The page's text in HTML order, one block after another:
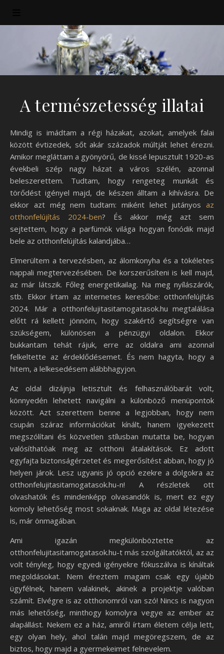
A természetesség illatai
Mindig is imádtam a régi házakat, azokat, amelyek falai
között évtizedek, sőt akár századok múltját lehet érezni.
Amikor megláttam a gyönyörű, de kissé lepusztult 1920-as
évekbeli szép nagy házat a város szélén, azonnal
beleszerettem. Tudtam, hogy rengeteg munkát és
törődést igényel majd, de készen álltam a kihívásra. De
ekkor azt még nem tudtam: miként lehet jutányos az
otthonfelújítás 2024-ben? És akkor még azt sem
sejtettem, hogy a parfümök világa hogyan fonódik majd
bele az otthonfelújítás kalandjába…
Elmerültem a tervezésben, az álomkonyha és a tökéletes
nappali megtervezésében. De korszerűsíteni is kell majd,
az már látszik. Főleg energetikailag. Na meg nyílászárók,
stb. Ekkor írtam az internetes keresőbe: otthonfelújítás
2024. Már a otthonfelujitasitamogatasok.hu megtalálása
előtt rá kellett jönnöm, hogy szakértő segítségre van
szükségem, különösen a pénzügyi oldalon. Ekkor
bukkantam tehát rájuk, erre az oldalra ami azonnal
felkeltette az érdeklődésemet. És nem hagyta, hogy a
hitem, a lelkesedésem alábbhagyjon.
Az oldal dizájnja letisztult és felhasználóbarát volt,
könnyedén lehetett navigálni a különböző menüpontok
között. Azt szerettem benne a legjobban, hogy nem
csupán száraz információkat kínált, hanem igyekezett
megszólítani és közvetlen stílusban mutatta be, hogyan
valósíthatóak meg az otthoni átalakítások. Ez adott
egyfajta biztonságérzetet és megerősítést abban, hogy jó
helyen járok. Lesz ugyanis jó opció ezekre a dolgokra az
otthonfelujitasitamogatasok.hu-n! A részletek ott
olvashatók és mindenképp olvasandók is, mert ez egy
komoly lehetőség most sokaknak. Maga az oldal létezése
is, már önmagában.
Ami igazán megkülönböztette az
otthonfelujitasitamogatasok.hu-t más szolgáltatóktól, az az
volt tényleg, hogy egyedi igényekre fókuszálva is kínáltak
megoldásokat. Nem éreztem magam csak egy újabb
ügyfélnek, hanem valakinek, akinek a projektje valóban
számít. Elvégre is az otthonomról van szó! Nincs is nagyon
más lehetőség, minthogy komolyra vegye az ember az
alapállást. Nekem ez a ház, amiről írtam életem célja lett,
egy olyan hely, ahol talán majd megöregszem, de az
biztos, hogy majd a gyermekeimet felnevelem.